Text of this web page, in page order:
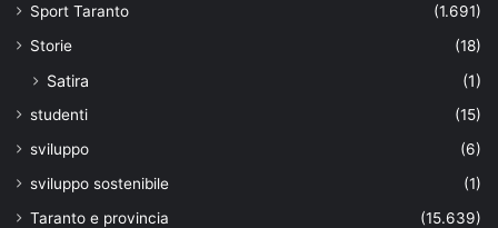
Sport Taranto
(1.691)
Storie
(18)
Satira (1)
studenti
(15)
sviluppo
(6)
sviluppo sostenibile
(1)
Taranto e provincia
(15.639)